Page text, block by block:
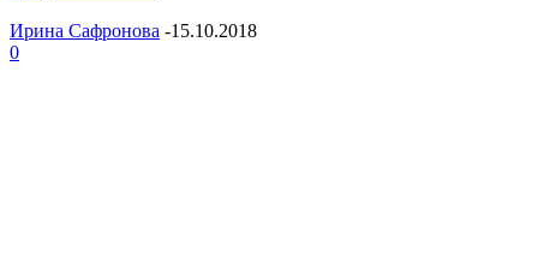
Ирина Сафронова -15.10.2018
0